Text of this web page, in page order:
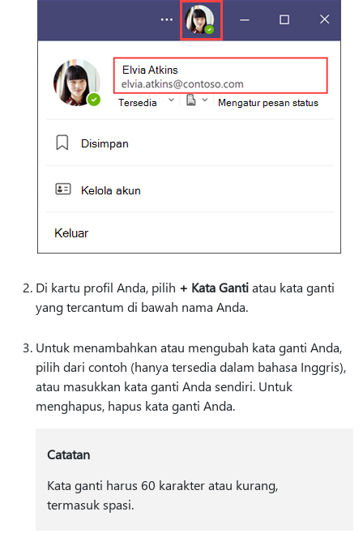
Di kartu profil Anda, pilih + Kata Gantiatau kata ganti
yang tercantum di bawah nama Anda.
Untuk menambahkan atau mengubah kata ganti Anda,
pilih dari contoh (hanya tersedia dalam bahasa Inggris),
atau masukkan kata ganti Anda sendiri. Untuk
menghapus, hapus kata ganti Anda.
Catatan
Kata ganti harus 60 karakter atau kurang,
termasuk spasi.